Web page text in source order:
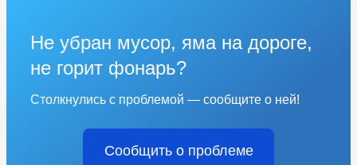
Не убран мусор, яма на дороге,
не горит фонарь?
Столкнулись с проблемой — сообщите о ней!
Сообщить о проблеме